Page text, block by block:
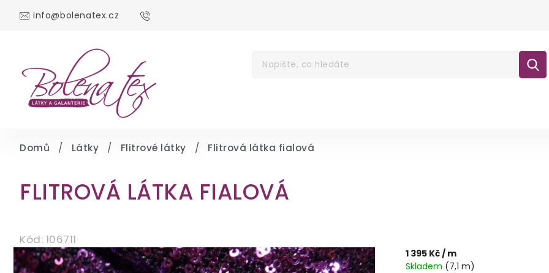
info@bolenatex.cz
Domů / Látky / Flitrové látky / Flitrová látka fialová
FLITROVÁ LÁTKA FIALOVÁ
Kód: 106711
1 395 Kč/ m
Skladem (7,1 m)